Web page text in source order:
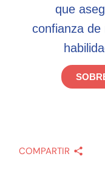
que
confianza de
COMPARTIR